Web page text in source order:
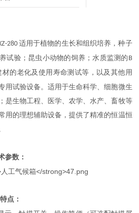
280 适用于植物的生长和组织培养，种子
试验；昆虫小动物的饲养；水质监测的 B
的老化及使用寿命测试等，以及其他用
用试验设备。适用于生命科学、细胞微生
是生物工程、医学、农学、水产、畜牧等
用的理想辅助设备，提供了精准的恒温恒
参数：
点：